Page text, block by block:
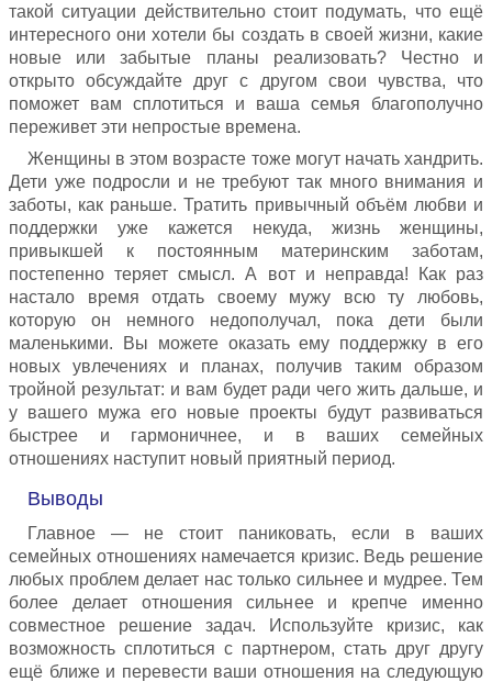
такой ситуации действительно стоит подумать, что ещё
интересного они хотели бы создать в своей жизни, какие
новые или забытые планы реализовать? Честно и
открыто обсуждайте друг с другом свои чувства, что
поможет вам сплотиться и ваша семья благополучно
переживет эти непростые времена.
Женщины в этом возрасте тоже могут начать хандрить.
Дети уже подросли и не требуют так много внимания и
заботы, как раньше. Тратить привычный объём любви и
поддержки уже кажется некуда, жизнь женщины,
привыкшей к постоянным материнским заботам,
постепенно теряет смысл. А вот и неправда! Как раз
настало время отдать своему мужу всю ту любовь,
которую он немного недополучал, пока дети были
маленькими. Вы можете оказать ему поддержку в его
новых увлечениях и планах, получив таким образом
тройной результат: и вам будет ради чего жить дальше, и
у вашего мужа его новые проекты будут развиваться
быстрее и гармоничнее, и в ваших семейных
отношениях наступит новый приятный период.
Выводы
Главное — не стоит паниковать, если в ваших
семейных отношениях намечается кризис. Ведь решение
любых проблем делает нас только сильнее и мудрее. Тем
более делает отношения сильнее и крепче именно
совместное решение задач. Используйте кризис, как
возможность сплотиться с партнером, стать друг другу
ещё ближе и перевести ваши отношения на следующую